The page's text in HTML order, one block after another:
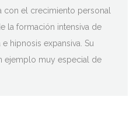
el crecimiento personal
la formación intensiva de
hipnosis expansiva. Su
ejemplo muy especial de